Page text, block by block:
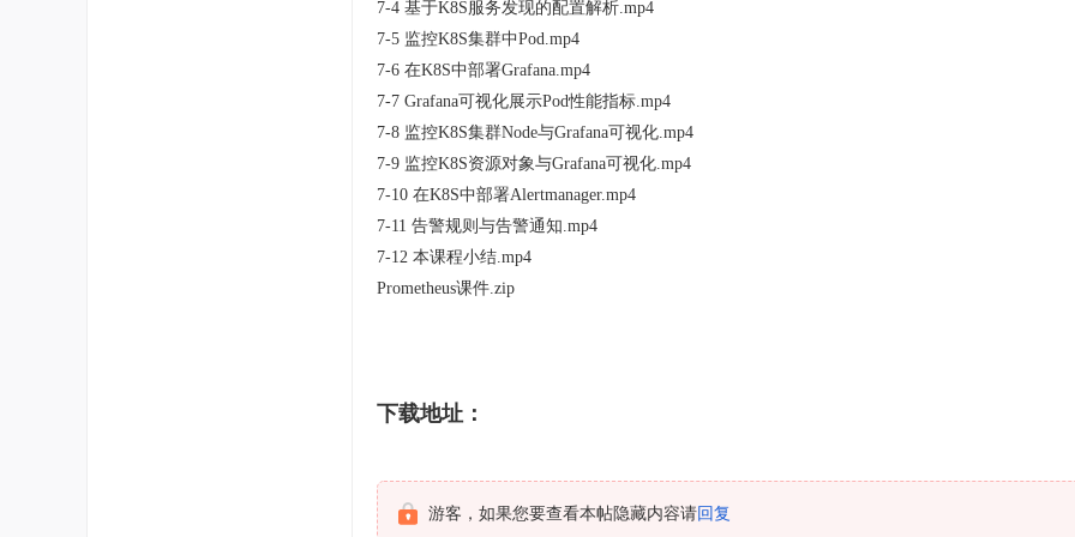
7-4 基于K8S服务发现的配置解析.mp4
7-5 监控K8S集群中Pod.mp4
7-6 在K8S中部署Grafana.mp4
7-7 Grafana可视化展示Pod性能指标.mp4
7-8 监控K8S集群Node与Grafana可视化.mp4
7-9 监控K8S资源对象与Grafana可视化.mp4
7-10 在K8S中部署Alertmanager.mp4
7-11 告警规则与告警通知.mp4
7-12 本课程小结.mp4
Prometheus课件.zip
下载地址：
游客，如果您要查看本帖隐藏内容请回复